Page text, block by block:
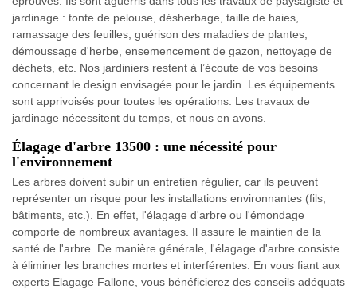
jardinage : tonte de pelouse, désherbage, taille de haies,
ramassage des feuilles, guérison des maladies de plantes,
démoussage d'herbe, ensemencement de gazon, nettoyage de
déchets, etc. Nos jardiniers restent à l’écoute de vos besoins
concernant le design envisagée pour le jardin. Les équipements
sont apprivoisés pour toutes les opérations. Les travaux de
jardinage nécessitent du temps, et nous en avons.
Élagage d'arbre 13500 : une nécessité pour
l'environnement
Les arbres doivent subir un entretien régulier, car ils peuvent
représenter un risque pour les installations environnantes (fils,
bâtiments, etc.). En effet, l'élagage d'arbre ou l'émondage
comporte de nombreux avantages. Il assure le maintien de la
santé de l'arbre. De manière générale, l'élagage d'arbre consiste
à éliminer les branches mortes et interférentes. En vous fiant aux
experts Elagage Fallone, vous bénéficierez des conseils adéquats